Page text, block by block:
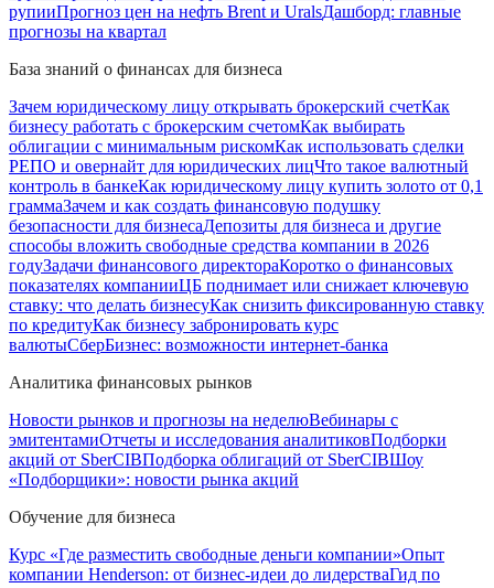
рупииПрогноз цен на нефть Brent и UralsДашборд: главные
прогнозы на квартал
База знаний о финансах для бизнеса
Зачем юридическому лицу открывать брокерский счетКак
бизнесу работать с брокерским счетомКак выбирать
облигации с минимальным рискомКак использовать сделки
РЕПО и овернайт для юридических лицЧто такое валютный
контроль в банкеКак юридическому лицу купить золото от 0,1
граммаЗачем и как создать финансовую подушку
безопасности для бизнесаДепозиты для бизнеса и другие
способы вложить свободные средства компании в 2026
годуЗадачи финансового директораКоротко о финансовых
показателях компанииЦБ поднимает или снижает ключевую
ставку: что делать бизнесуКак снизить фиксированную ставку
по кредитуКак бизнесу забронировать курс
валютыСберБизнес: возможности интернет-банка
Аналитика финансовых рынков
Новости рынков и прогнозы на неделюВебинары с
эмитентамиОтчеты и исследования аналитиковПодборки
акций от SberCIBПодборка облигаций от SberCIBШоу
«Подборщики»: новости рынка акций
Обучение для бизнеса
Курс «Где разместить свободные деньги компании»Опыт
компании Henderson: от бизнес-идеи до лидерстваГид по